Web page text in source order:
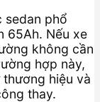
sedan phổ
65Ah. Nếu xe
không cần
hợp này,
hiệu và
thay.